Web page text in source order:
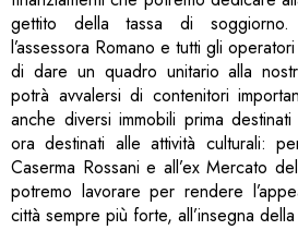
gettito della tassa di
l’assessora Romano e tutti gli
di dare un quadro unitario alla
potrà avvalersi di contenitori
anche diversi immobili prima
ora destinati alle attività culturali:
Caserma Rossani e all’ex Mercato
potremo lavorare per rendere
città sempre più forte, all’insegna